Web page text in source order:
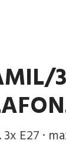
E27 ·